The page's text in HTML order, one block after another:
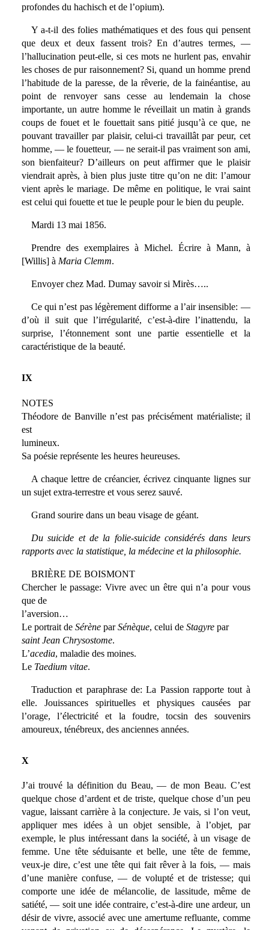
profondes du hachisch et de l’opium).
Y a-t-il des folies mathématiques et des fous qui pensent
que deux et deux fassent trois? En d’autres termes, —
l’hallucination peut-elle, si ces mots ne hurlent pas, envahir
les choses de pur raisonnement? Si, quand un homme prend
l’habitude de la paresse, de la rêverie, de la fainéantise, au
point de renvoyer sans cesse au lendemain la chose
importante, un autre homme le réveillait un matin à grands
coups de fouet et le fouettait sans pitié jusqu’à ce que, ne
pouvant travailler par plaisir, celui-ci travaillât par peur, cet
homme, — le fouetteur, — ne serait-il pas vraiment son ami,
son bienfaiteur? D’ailleurs on peut affirmer que le plaisir
viendrait après, à bien plus juste titre qu’on ne dit: l’amour
vient après le mariage. De même en politique, le vrai saint
est celui qui fouette et tue le peuple pour le bien du peuple.
Mardi 13 mai 1856.
Prendre des exemplaires à Michel. Écrire à Mann, à
[Willis] à Maria Clemm.
Envoyer chez Mad. Dumay savoir si Mirès…..
Ce qui n’est pas légèrement difforme a l’air insensible: —
d’où il suit que l’irrégularité, c’est-à-dire l’inattendu, la
surprise, l’étonnement sont une partie essentielle et la
caractéristique de la beauté.
IX
NOTES
Théodore de Banville n’est pas précisément matérialiste; il
est
lumineux.
Sa poésie représente les heures heureuses.
A chaque lettre de créancier, écrivez cinquante lignes sur
un sujet extra-terrestre et vous serez sauvé.
Grand sourire dans un beau visage de géant.
Du suicide et de la folie-suicide considérés dans leurs
rapports avec la statistique, la médecine et la philosophie.
BRIÈRE DE BOISMONT
Chercher le passage: Vivre avec un être qui n’a pour vous
que de
l’aversion…
Le portrait de SérèneparSénèque, celui de Stagyrepar
saint Jean Chrysostome.
L’acedia, maladie des moines.
Le Taedium vitae.
Traduction et paraphrase de: La Passion rapporte tout à
elle. Jouissances spirituelles et physiques causées par
l’orage, l’électricité et la foudre, tocsin des souvenirs
amoureux, ténébreux, des anciennes années.
X
J’ai trouvé la définition du Beau, — de mon Beau. C’est
quelque chose d’ardent et de triste, quelque chose d’un peu
vague, laissant carrière à la conjecture. Je vais, si l’on veut,
appliquer mes idées à un objet sensible, à l’objet, par
exemple, le plus intéressant dans la société, à un visage de
femme. Une tête séduisante et belle, une tête de femme,
veux-je dire, c’est une tête qui fait rêver à la fois, — mais
d’une manière confuse, — de volupté et de tristesse; qui
comporte une idée de mélancolie, de lassitude, même de
satiété, — soit une idée contraire, c’est-à-dire une ardeur, un
désir de vivre, associé avec une amertume refluante, comme